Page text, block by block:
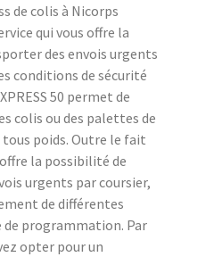
de colis à Nicorps
qui vous offre la
des envois urgents
conditions de sécurité
50 permet de
colis ou des palettes de
poids. Outre le fait
la possibilité de
urgents par coursier,
de différentes
programmation. Par
opter pour un